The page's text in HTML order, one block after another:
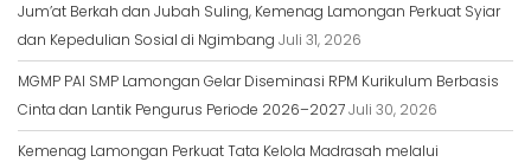
Jum’at Berkah dan Jubah Suling, Kemenag Lamongan Perkuat Syiar
dan Kepedulian Sosial di Ngimbang Juli 31, 2026
MGMP PAI SMP Lamongan Gelar Diseminasi RPM Kurikulum Berbasis
Cinta dan Lantik Pengurus Periode 2026–2027Juli 30, 2026
Kemenag Lamongan Perkuat Tata Kelola Madrasah melalui